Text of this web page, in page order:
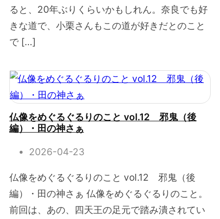
ると、20年ぶりくらいかもしれん。奈良でも好
きな道で、小栗さんもこの道が好きだとのこと
で […]
仏像をめぐるぐるりのこと vol.12 邪鬼（後
編）・田の神さぁ
2026-04-23
仏像をめぐるぐるりのこと vol.12 邪鬼（後
編）・田の神さぁ 仏像をめぐるぐるりのこと。
前回は、あの、四天王の足元で踏み潰されてい